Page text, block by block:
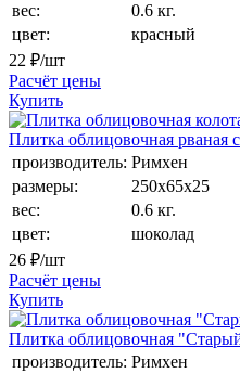
вес:
0.6 кг.
цвет:
красный
22 ₽/шт
Расчёт цены
Купить
Плитка облицовочная рваная
производитель: Римхен
размеры:
250х65х25
вес:
0.6 кг.
цвет:
шоколад
26 ₽/шт
Расчёт цены
Купить
Плитка облицовочная
производитель: Римхен